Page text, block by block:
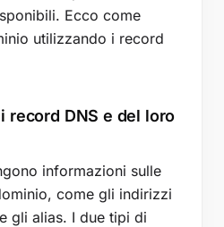
Ecco come
utilizzando i record
record DNS e del loro
informazioni sulle
come gli indirizzi
gli alias. I due tipi di